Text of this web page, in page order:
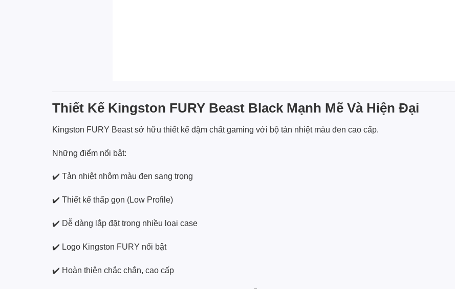
Thiết Kế Kingston FURY Beast Black Mạnh Mẽ Và Hiện Đại
Kingston FURY Beast sở hữu thiết kế đậm chất gaming với bộ tản nhiệt màu đen cao cấp.
Những điểm nổi bật:
✔️ Tản nhiệt nhôm màu đen sang trọng
✔️ Thiết kế thấp gọn (Low Profile)
✔️ Dễ dàng lắp đặt trong nhiều loại case
✔️ Logo Kingston FURY nổi bật
✔️ Hoàn thiện chắc chắn, cao cấp